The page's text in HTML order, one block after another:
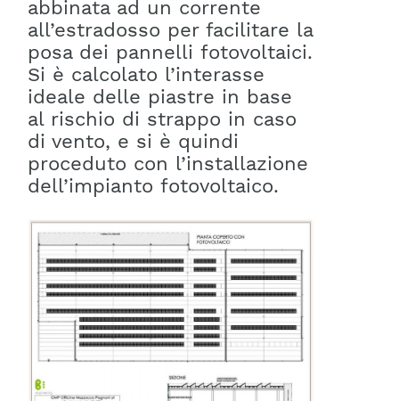
abbinata ad un corrente
all’estradosso per facilitare la
posa dei pannelli fotovoltaici.
Si è calcolato l’interasse
ideale delle piastre in base
al rischio di strappo in caso
di vento, e si è quindi
proceduto con l’installazione
dell’impianto fotovoltaico.